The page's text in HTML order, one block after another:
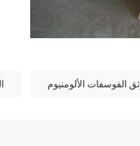
الفوسفات الألومنيوم